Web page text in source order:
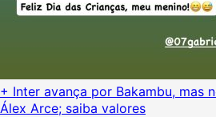
+ Inter avança por Bakambu, mas
Álex Arce; saiba valores